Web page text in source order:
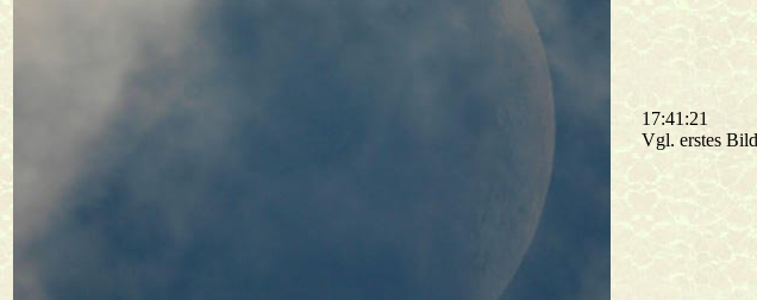
17:41:21
Vgl. erstes